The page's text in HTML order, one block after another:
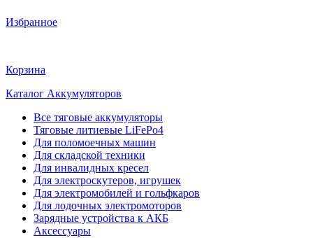
Избранное
Корзина
Каталог Аккумуляторов
Все тяговые аккумуляторы
Тяговые литиевые LiFePo4
Для поломоечных машин
Для складской техники
Для инвалидных кресел
Для электроскутеров, игрушек
Для электромобилей и гольфкаров
Для лодочных электромоторов
Зарядные устройства к АКБ
Аксессуары